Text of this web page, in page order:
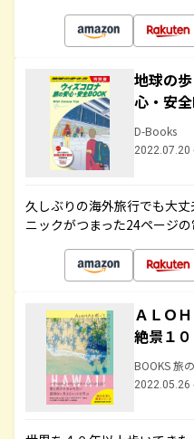
地球の
心・安
D-Books
2022.07.20
久しぶりの海外旅行でも大
ニックがつまった24ページ
ＡＬＯ
絶景１０
BOOKS 旅
2022.05.26